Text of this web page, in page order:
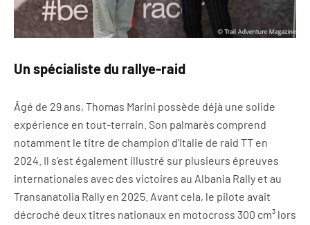
Un spécialiste du rallye-raid
Âgé de 29 ans, Thomas Marini possède déjà une solide
expérience en tout-terrain. Son palmarès comprend
notamment le titre de champion d’Italie de raid TT en
2024. Il s’est également illustré sur plusieurs épreuves
internationales avec des victoires au Albania Rally et au
Transanatolia Rally en 2025. Avant cela, le pilote avait
décroché deux titres nationaux en motocross 300 cm³ lors